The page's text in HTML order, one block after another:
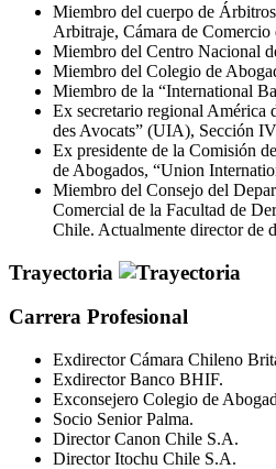
Miembro del cuerpo de
Arbitraje, Cámara de Comercio
Miembro del Centro Nacional
Miembro del Colegio de
Miembro de la “International
Ex secretario regional América
des Avocats” (UIA), Sección
Ex presidente de la Comisión
de Abogados, “Union
Miembro del Consejo del
Comercial de la Facultad de
Chile. Actualmente director de
Trayectoria
Carrera Profesional
Exdirector Cámara Chileno
Exdirector Banco BHIF.
Exconsejero Colegio de
Socio Senior Palma.
Director Canon Chile S.A.
Director Itochu Chile S.A.